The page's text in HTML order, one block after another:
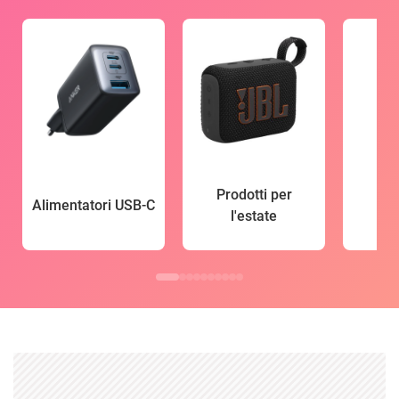
Alimentatori USB-C
Prodotti per
l'estate